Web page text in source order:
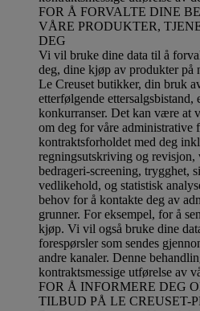
FOR Å FORVALTE DINE
VÅRE PRODUKTER,
DEG
Vi vil bruke dine data til å
deg, dine kjøp av produkter på
Le Creuset butikker, din bruk
etterfølgende ettersalgsbistand,
konkurranser. Det kan være at
om deg for våre administrative
kontraktsforholdet med deg
regningsutskriving og
bedrageri-screening, trygghet,
vedlikehold, og statistisk
behov for å kontakte deg av
grunner. For eksempel, for å
kjøp. Vi vil også bruke dine
forespørsler som sendes
andre kanaler. Denne
kontraktsmessige utførelse av
FOR Å INFORMERE DEG
TILBUD PÅ LE CREUSET-